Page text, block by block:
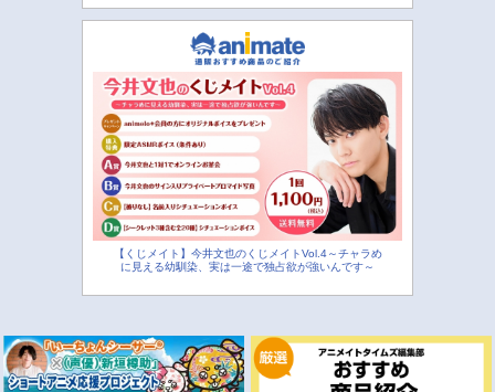
【くじメイト】今井文也のくじメイトVol.4～チャラめ
に見える幼馴染、実は一途で独占欲が強いんです～